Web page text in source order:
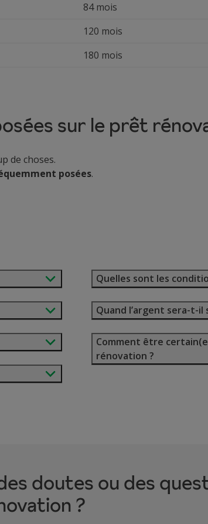
84 mois
120 mois
180 mois
sur le prêt
de choses.
posées.
Quelles sont les
Quand l’argent sera-t-il
Comment être
rénovation ?
doutes ou des
?